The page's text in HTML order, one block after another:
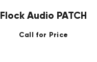
Flock Audio PATCH
Call for Price